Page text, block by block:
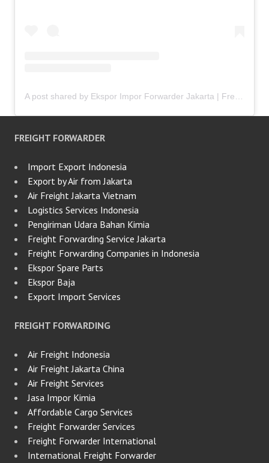
FREIGHT FORWARDER
Import Export Indonesia
Export by Air from Jakarta
Air Freight Jakarta Vietnam
Logistics Services Indonesia
Pengiriman Udara Bahan Kimia
Freight Forwarding Service Jakarta
Freight Forwarding Companies in Indonesia
Ekspor Spare Parts
Ekspor Baja
Export Import Services
FREIGHT FORWARDING
Air Freight Indonesia
Air Freight Jakarta China
Air Freight Services
Jasa Impor Kimia
Affordable Cargo Services
Freight Forwarder Services
Freight Forwarder International
International Freight Forwarder